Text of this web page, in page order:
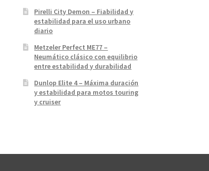
Pirelli City Demon – Fiabilidad y
estabilidad para el uso urbano
diario
Metzeler Perfect ME77 –
Neumático clásico con equilibrio
entre estabilidad y durabilidad
Dunlop Elite 4 – Máxima duración
y estabilidad para motos touring
y cruiser